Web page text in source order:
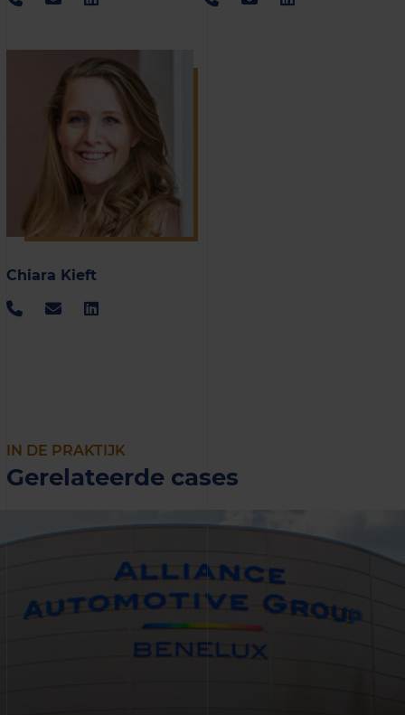
Chiara Kieft
IN DE PRAKTIJK
Gerelateerde cases